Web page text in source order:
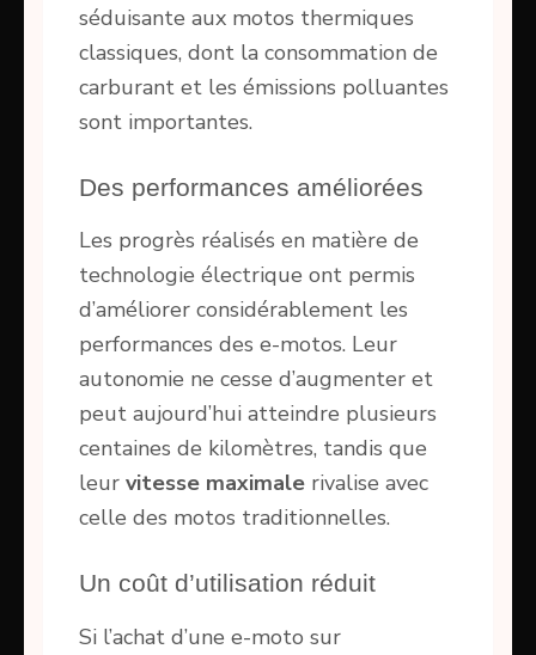
séduisante aux motos thermiques
classiques, dont la consommation de
carburant et les émissions polluantes
sont importantes.
Des performances améliorées
Les progrès réalisés en matière de
technologie électrique ont permis
d’améliorer considérablement les
performances des e-motos. Leur
autonomie ne cesse d’augmenter et
peut aujourd’hui atteindre plusieurs
centaines de kilomètres, tandis que
leur vitesse maximale rivalise avec
celle des motos traditionnelles.
Un coût d’utilisation réduit
Si l’achat d’une e-moto sur